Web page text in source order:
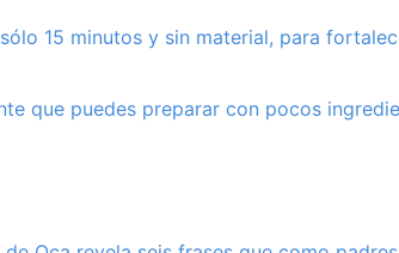
15 minutos y sin material, para
que puedes preparar con pocos